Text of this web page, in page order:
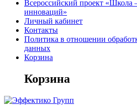
Всероссийский проект «Школа
инноваций»
Личный кабинет
Контакты
Политика в отношении
данных
Корзина
Корзина